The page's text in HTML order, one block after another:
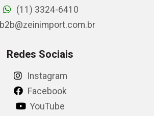
(11) 3324-6410
b2b@zeinimport.com.br
Redes Sociais
Instagram
Facebook
YouTube